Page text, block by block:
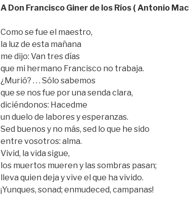
A Don Francisco Giner de los Ríos ( Antonio
Como se fue el maestro,
la luz de esta mañana
me dijo: Van tres días
que mi hermano Francisco no trabaja.
¿Murió? . . . Sólo sabemos
que se nos fue por una senda clara,
diciéndonos: Hacedme
un duelo de labores y esperanzas.
Sed buenos y no más, sed lo que he sido
entre vosotros: alma.
Vivid, la vida sigue,
los muertos mueren y las sombras pasan;
lleva quien deja y vive el que ha vivido.
¡Yunques, sonad; enmudeced, campanas!